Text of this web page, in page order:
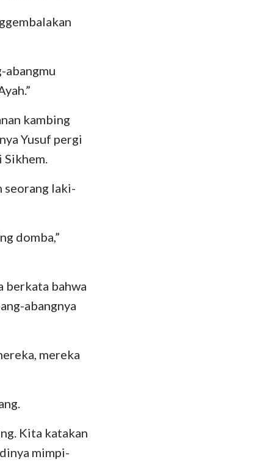
abangmu
kambing
Yusuf pergi
Sikhem.
seorang laki-
domba,”
berkata bahwa
abangnya
mereka
Kita katakan
mimpi-